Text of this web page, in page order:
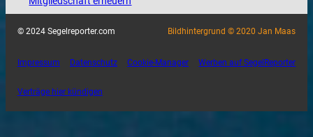
© 2024 Segelreporter.com Bildhintergrund © 2020 Jan Maas
Impressum Datenschutz Cookie-Manager Werben auf SegelReporter
Verträge hier kündigen